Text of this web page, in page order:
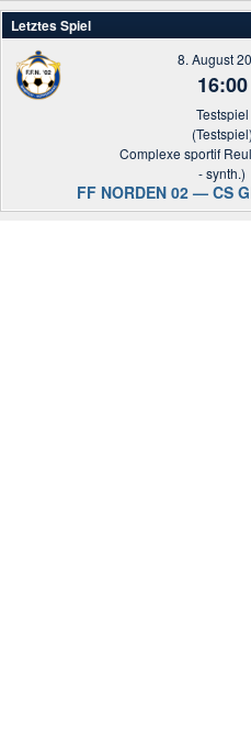
Letztes Spiel
8. August
16:00
Testspiel
(Testspiel)
Complexe sportif
- synth.)
FF NORDEN 02 — CS